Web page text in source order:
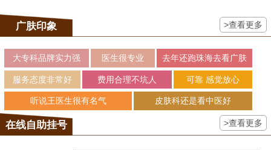
广肤印象 >查看更多
大专科品牌实力强 医生很专业 去年还跑珠海去看广肤
服务态度非常好 费用合理不坑人 可靠 感觉放心
听说王医生很有名气 皮肤科还是看中医好
在线自助挂号 >查看更多